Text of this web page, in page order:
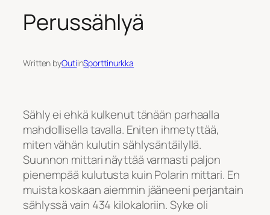
Perussählyä
Written byOutiinSporttinurkka
Sähly ei ehkä kulkenut tänään parhaalla
mahdollisella tavalla. Eniten ihmetyttää,
miten vähän kulutin sählysäntäilyllä.
Suunnon mittari näyttää varmasti paljon
pienempää kulutusta kuin Polarin mittari. En
muista koskaan aiemmin jääneeni perjantain
sählyssä vain 434 kilokaloriin. Syke oli